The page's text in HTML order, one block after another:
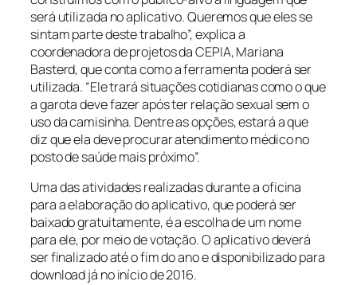
será utilizada no aplicativo. Queremos que eles se
sintam parte deste trabalho”, explica a
coordenadora de projetos da CEPIA, Mariana
Basterd, que conta como a ferramenta poderá ser
utilizada. “Ele trará situações cotidianas como o que
a garota deve fazer após ter relação sexual sem o
uso da camisinha. Dentre as opções, estará a que
diz que ela deve procurar atendimento médico no
posto de saúde mais próximo”.
Uma das atividades realizadas durante a oficina
para a elaboração do aplicativo, que poderá ser
baixado gratuitamente, é a escolha de um nome
para ele, por meio de votação. O aplicativo deverá
ser finalizado até o fim do ano e disponibilizado para
download já no início de 2016.